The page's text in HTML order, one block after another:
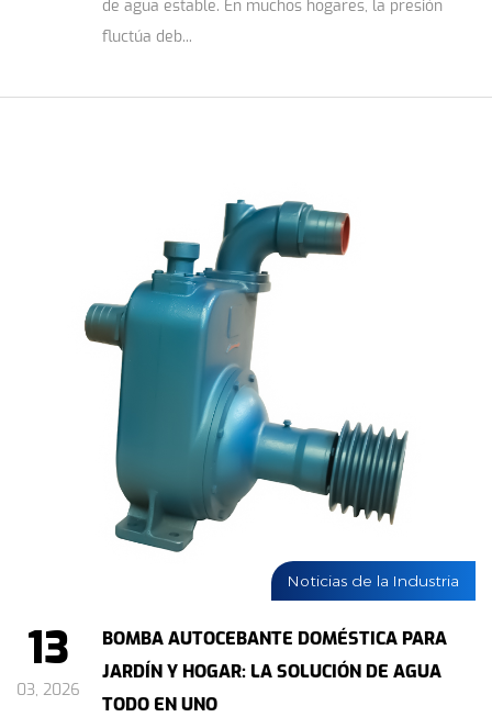
de agua estable. En muchos hogares, la presión
fluctúa deb...
Noticias de la Industria
13
03, 2026
BOMBA AUTOCEBANTE DOMÉSTICA PARA
JARDÍN Y HOGAR: LA SOLUCIÓN DE AGUA
TODO EN UNO